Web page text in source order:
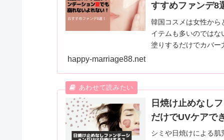
すすめファンデ8
韓国コスメは女性から
イテムも多いのではな
塗りするだけでカバー
happy-marriage88.net
日焼け止めなし
だけでUVケアで
シミや日焼けによる肌